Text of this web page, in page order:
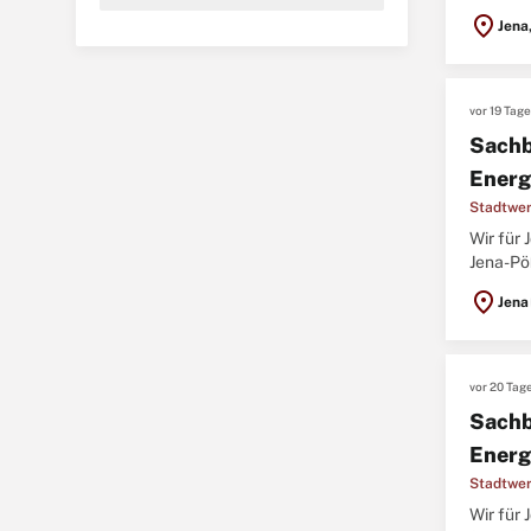
location_on
vor 19
Wir für
Jena-
location_on Jena
vor 20
Wir für